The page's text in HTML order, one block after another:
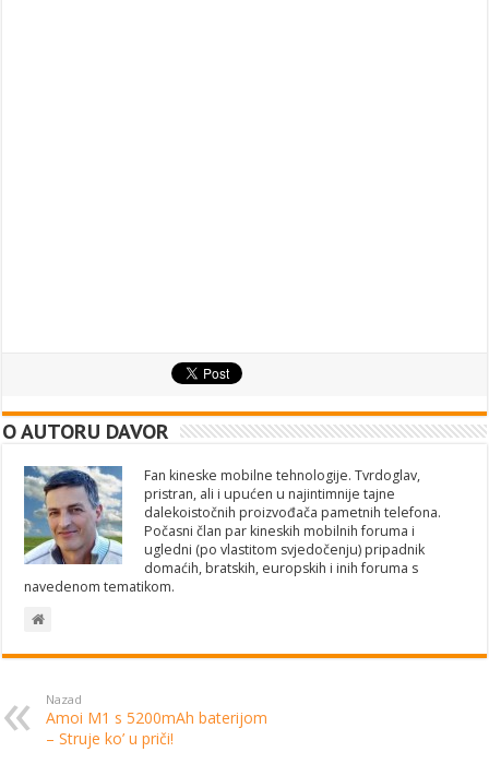
O AUTORU DAVOR
Fan kineske mobilne tehnologije. Tvrdoglav,
pristran, ali i upućen u najintimnije tajne
dalekoistočnih proizvođača pametnih telefona.
Počasni član par kineskih mobilnih foruma i
ugledni (po vlastitom svjedočenju) pripadnik
domaćih, bratskih, europskih i inih foruma s
navedenom tematikom.
Nazad
Amoi M1 s 5200mAh baterijom
– Struje ko’ u priči!